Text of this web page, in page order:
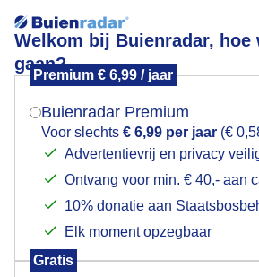
Welkom bij Buienradar, hoe
gaan?
Premium € 6,99 / jaar
Buienradar Premium
Voor slechts € 6,99 per jaar (€
Advertentievrij en privacy
Ontvang voor min. € 40,- aan
10% donatie aan
Elk moment opzegbaar
Gratis
Aardappelen
Mogen we je locatie
Indien je hier nog geen akkoord
verschijnt er zo een pop-up uit
Is goed, toon de